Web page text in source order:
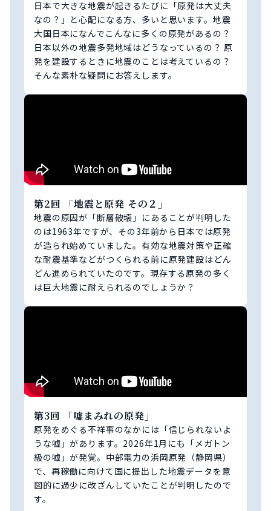
日本で大きな地震が起きるたびに「原発は大丈夫
なの？」と心配になる方、多いと思います。地震
大国日本になんでこんなに多くの原発があるの？
日本以外の地震多発地域はどうなっているの？ 原
発を建設するときに地震のことは考えているの？
そんな素朴な疑問にお答えします。
第2回 「地震と原発 その２」
地震の原因が「断層破壊」にあることが判明した
のは1963年ですが、その3年前から日本では原発
が造られ始めていました。有効な地震対策や正確
な耐震基準などがつくられる前に原発建設はどん
どん進められていたのです。現存する原発の多く
は巨大地震に耐えられるのでしょうか？
第3回 「嘘まみれの原発」
原発をめぐる不祥事のなかには「信じられないよ
うな嘘」があります。2026年1月にも「メガトン
級の嘘」が発覚。中部電力の浜岡原発（静岡県）
で、再稼働に向けて国に提出した地震データを意
図的に過少に改ざんしていたことが判明したので
す。